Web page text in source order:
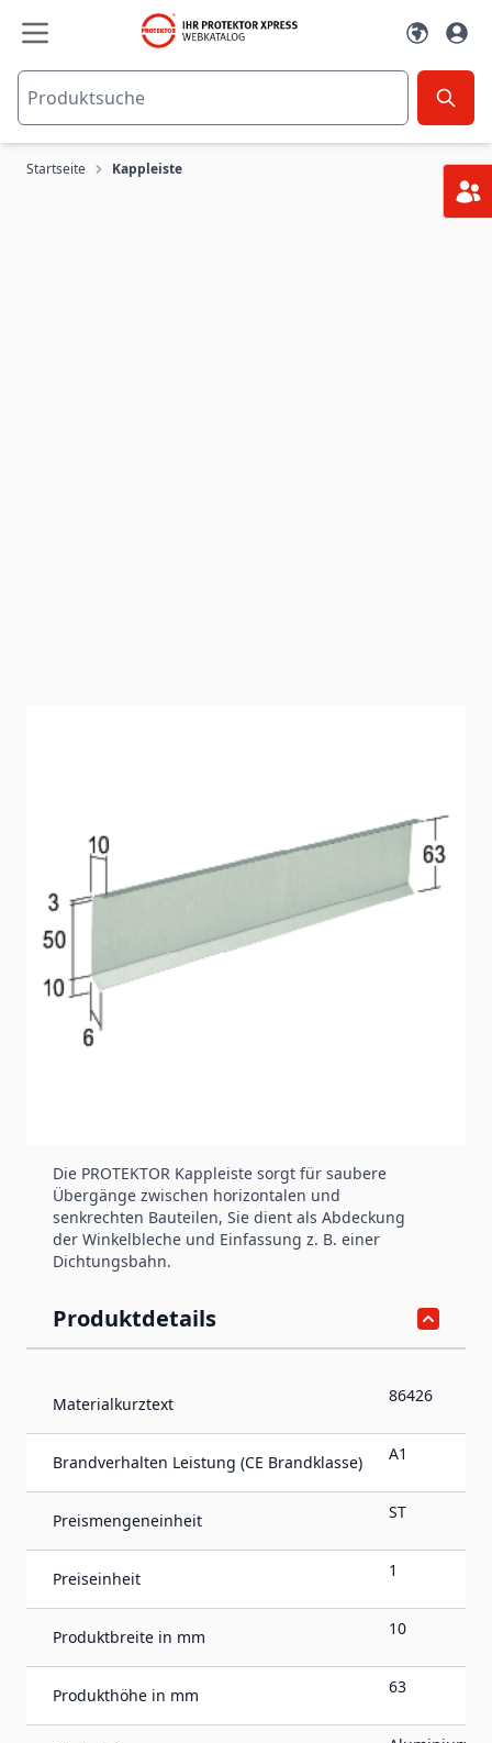
Zum Inhalt springen
Startseite Kappleiste
Abschlüsse von Dachabdichtungsbahnen an Wandflächen.
Geeignet für verschiedene Dachabdichtungsbahnen und
86426
Die PROTEKTOR Kappleiste sorgt für saubere
Übergänge zwischen horizontalen und
senkrechten Bauteilen, Sie dient als Abdeckung
der Winkelbleche und Einfassung z. B. einer
Dichtungsbahn.
Produktdetails
Materialkurztext 86426
Brandverhalten Leistung (CE Brandklasse) A1
Preismengeneinheit ST
Preiseinheit 1
Produktbreite in mm 10
Produkthöhe in mm 63